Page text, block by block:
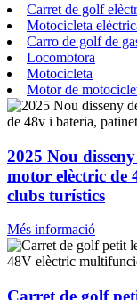
Carret de golf
Motocicleta
Carro de golf de
Locomotora
Motocicleta
Motor de
2025 Nou
motor elèctric de
clubs turístics
Més informació
Carret de golf